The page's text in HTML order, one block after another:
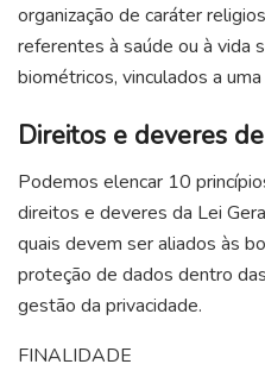
organização de caráter
referentes à saúde ou à vida
biométricos, vinculados a
Direitos e deveres
Podemos elencar 10
direitos e deveres da Lei
quais devem ser aliados às
proteção de dados dentro
gestão da privacidade.
FINALIDADE